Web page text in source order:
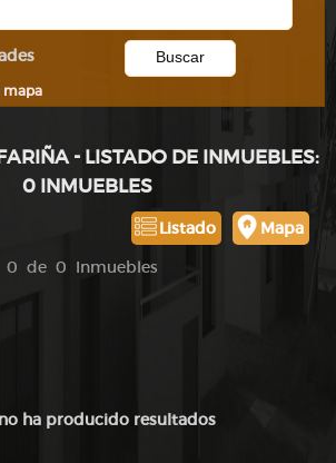
mapa
- LISTADO DE INMUEBLES:
0 INMUEBLES
Mapa
Listado
0 de 0 Inmuebles
ha producido resultados